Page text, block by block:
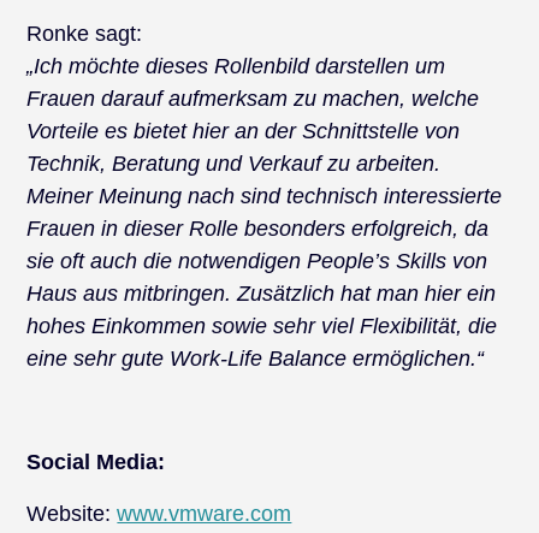
Ronke sagt:
„Ich möchte dieses Rollenbild darstellen um
Frauen darauf aufmerksam zu machen, welche
Vorteile es bietet hier an der Schnittstelle von
Technik, Beratung und Verkauf zu arbeiten.
Meiner Meinung nach sind technisch interessierte
Frauen in dieser Rolle besonders erfolgreich, da
sie oft auch die notwendigen People’s Skills von
Haus aus mitbringen. Zusätzlich hat man hier ein
hohes Einkommen sowie sehr viel Flexibilität, die
eine sehr gute Work-Life Balance ermöglichen.“
Social Media:
Website:www.vmware.com